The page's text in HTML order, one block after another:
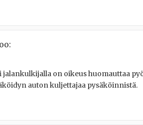
jalankulkijalla on oikeus huomauttaa
auton kuljettajaa pysäköinnistä.